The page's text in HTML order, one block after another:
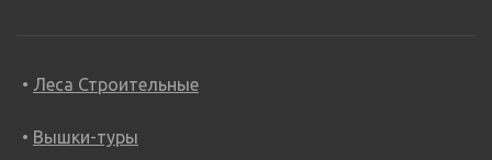
Леса Строительные
Вышки-туры